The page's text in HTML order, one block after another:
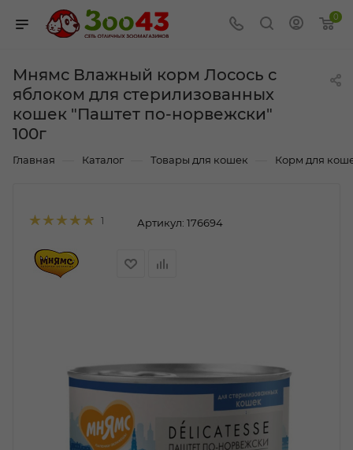
0
Мнямс Влажный корм Лосось с
яблоком для стерилизованных
кошек "Паштет по-норвежски"
100г
Главная Каталог Товары для кошек Корм для
1 Артикул: 176694